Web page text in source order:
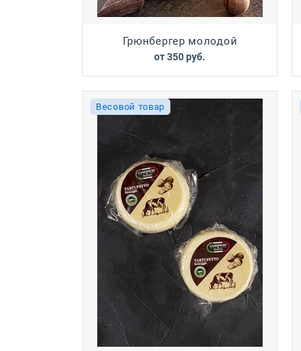
Грюнбергер молодой
от350 руб.
Весовой товар